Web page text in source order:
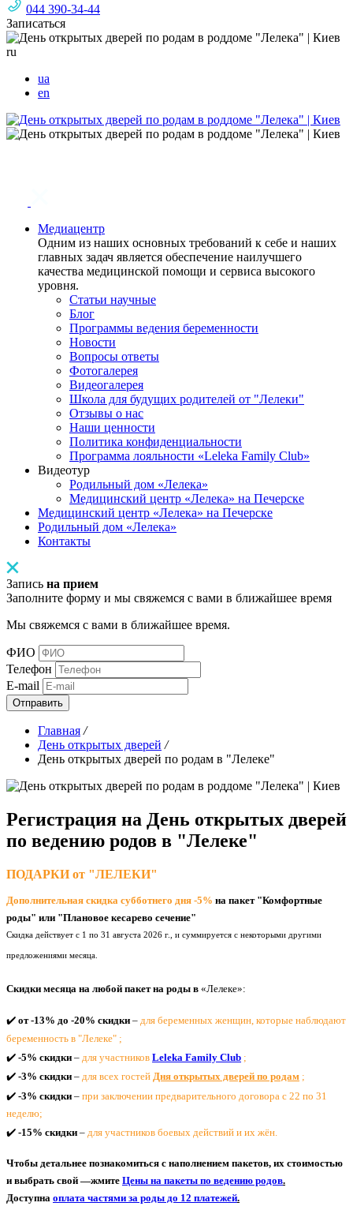
044 390-34-44
Записаться
ru
ua
en
Медиацентр
Одним из наших основных требований к себе и наших
главных задач является обеспечение наилучшего
качества медицинской помощи и сервиса высокого
уровня.
Статьи научные
Блог
Программы ведения беременности
Новости
Вопросы ответы
Фотогалерея
Видеогалерея
Школа для будущих родителей от "Лелеки"
Отзывы о нас
Наши ценности
Политика конфиденциальности
Программа лояльности «Leleka Family Club»
Видеотур
Родильный дом «Лелека»
Медицинский центр «Лелека» на Печерске
Медицинский центр «Лелека» на Печерске
Родильный дом «Лелека»
Контакты
Запись на прием
Заполните форму и мы свяжемся с вами в ближайшее время
Мы свяжемся с вами в ближайшее время.
ФИО
Телефон
E-mail
Отправить
Главная /
День открытых дверей /
День открытых дверей по родам в "Лелеке"
Регистрация на День открытых дверей
по ведению родов в "Лелеке"
ПОДАРКИ от "ЛЕЛЕКИ"
Дополнительная скидка субботнего дня -5% на пакет "Комфортные
роды" или "Плановое кесарево сечение"
Скидка действует с 1 по 31 августа 2026 г., и суммируется с некоторыми другими
предложениями месяца.
Скидки месяца на любой пакет на роды в «Лелеке»:
✔️ от -13% до -20% скидки – для беременных женщин, которые наблюдают
беременность в "Лелеке" ;
✔️ -5% скидки – для участников Leleka Family Club ;
✔️ -3% скидки – для всех гостей Дня открытых дверей по родам ;
✔️ -3% скидки – при заключении предварительного договора с 22 по 31
неделю;
✔️ -15% скидки – для участников боевых действий и их жён.
Чтобы детальнее познакомиться с наполнением пакетов, их стоимостью
и выбрать свой —жмите Цены на пакеты по ведению родов.
Доступна оплата частями за роды до 12 платежей.